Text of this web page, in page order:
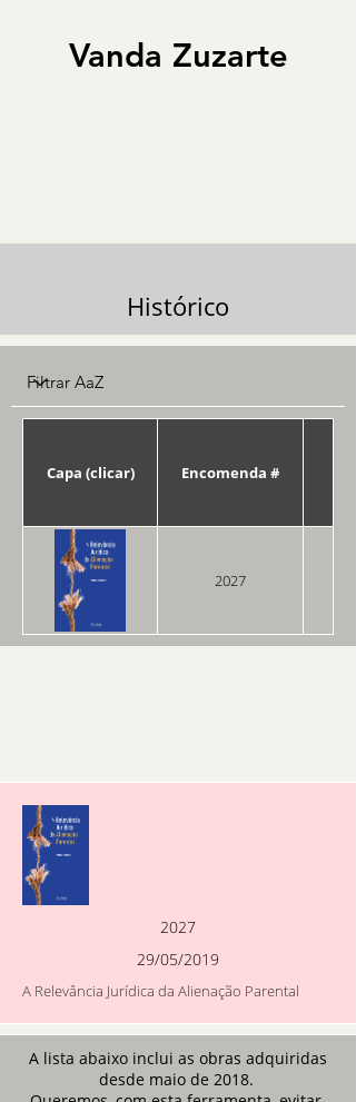
Vanda Zuzarte
Histórico
Capa (clicar) Encomenda #
2027
2027
29/05/2019
A Relevância Jurídica da Alienação Parental
A lista abaixo inclui as obras adquiridas
desde maio de 2018.